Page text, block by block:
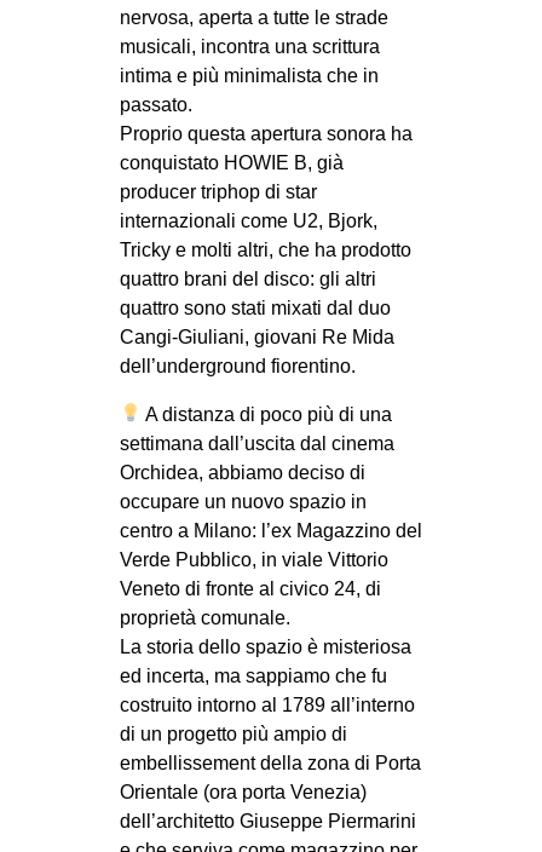
bsky
ms
SEARCH
nervosa, aperta a tutte le strade
musicali, incontra una scrittura
intima e più minimalista che in
passato.
Proprio questa apertura sonora ha
conquistato HOWIE B, già
producer triphop di star
internazionali come U2, Bjork,
Tricky e molti altri, che ha prodotto
quattro brani del disco: gli altri
quattro sono stati mixati dal duo
Cangi-Giuliani, giovani Re Mida
dell’underground fiorentino.
A distanza di poco più di una
settimana dall’uscita dal cinema
Orchidea, abbiamo deciso di
occupare un nuovo spazio in
centro a Milano: l’ex Magazzino del
Verde Pubblico, in viale Vittorio
Veneto di fronte al civico 24, di
proprietà comunale.
La storia dello spazio è misteriosa
ed incerta, ma sappiamo che fu
costruito intorno al 1789 all’interno
di un progetto più ampio di
embellissement della zona di Porta
Orientale (ora porta Venezia)
dell’architetto Giuseppe Piermarini